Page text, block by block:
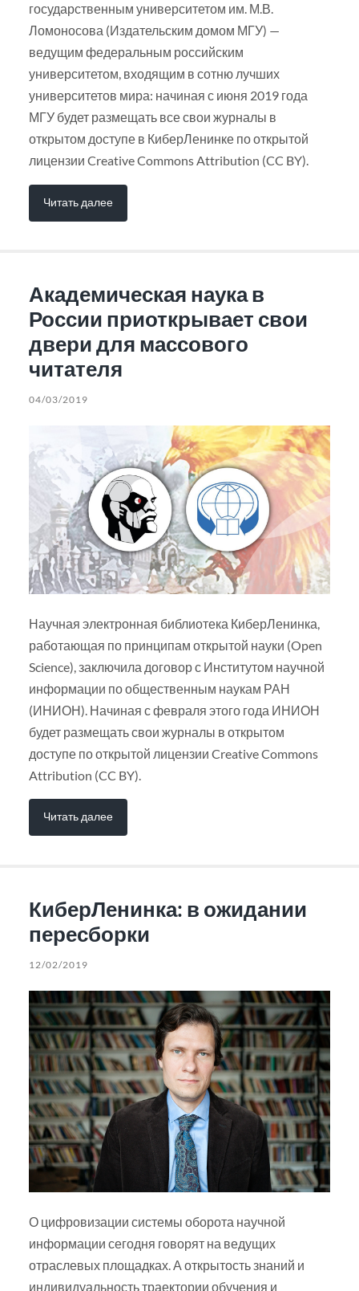
государственным университетом им. М.В.
Ломоносова (Издательским домом МГУ) —
ведущим федеральным российским
университетом, входящим в сотню лучших
университетов мира: начиная с июня 2019 года
МГУ будет размещать все свои журналы в
открытом доступе в КиберЛенинке по открытой
лицензии Creative Commons Attribution (CC BY).
Читать далее
Академическая наука в
России приоткрывает свои
двери для массового
читателя
04/03/2019
Научная электронная библиотека КиберЛенинка,
работающая по принципам открытой науки (Open
Science), заключила договор с Институтом научной
информации по общественным наукам РАН
(ИНИОН). Начиная с февраля этого года ИНИОН
будет размещать свои журналы в открытом
доступе по открытой лицензии Creative Commons
Attribution (CC BY).
Читать далее
КиберЛенинка: в ожидании
пересборки
12/02/2019
О цифровизации системы оборота научной
информации сегодня говорят на ведущих
отраслевых площадках. А открытость знаний и
индивидуальность траектории обучения и